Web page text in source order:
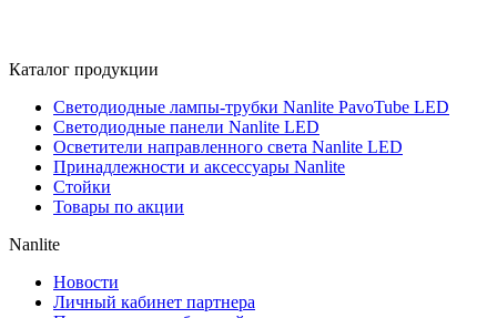
Каталог продукции
Светодиодные лампы-трубки Nanlite PavoTube LED
Светодиодные панели Nanlite LED
Осветители направленного света Nanlite LED
Принадлежности и аксессуары Nanlite
Стойки
Товары по акции
Nanlite
Новости
Личный кабинет партнера